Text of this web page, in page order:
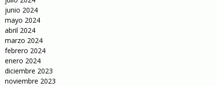
junio 2024
mayo 2024
abril 2024
marzo 2024
febrero 2024
enero 2024
diciembre 2023
noviembre 2023